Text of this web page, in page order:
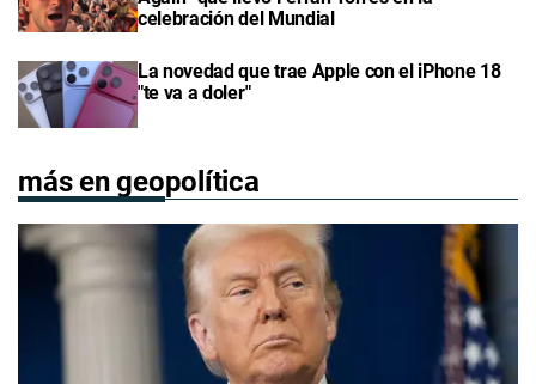
celebración del Mundial
La novedad que trae Apple con el iPhone 18
"te va a doler"
más en geopolítica